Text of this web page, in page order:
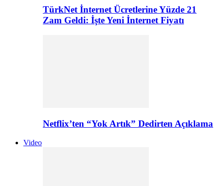
TürkNet İnternet Ücretlerine Yüzde 21
Zam Geldi: İşte Yeni İnternet Fiyatı
Netflix’ten “Yok Artık” Dedirten Açıklama
Video